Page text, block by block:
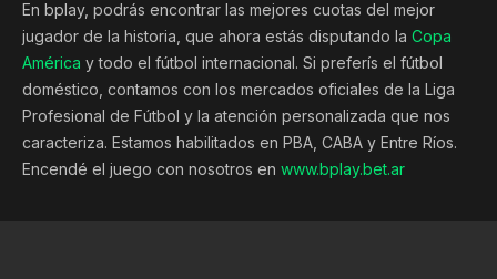
En bplay, podrás encontrar las mejores cuotas del mejor
jugador de la historia, que ahora estás disputando la Copa
América y todo el fútbol internacional. Si preferís el fútbol
doméstico, contamos con los mercados oficiales de la Liga
Profesional de Fútbol y la atención personalizada que nos
caracteriza. Estamos habilitados en PBA, CABA y Entre Ríos.
Encendé el juego con nosotros en www.bplay.bet.ar